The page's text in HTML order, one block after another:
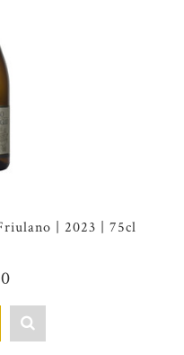
| 2023 | 75cl